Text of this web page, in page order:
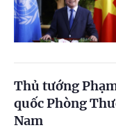
Thủ tướng
quốc Phòng
Nam